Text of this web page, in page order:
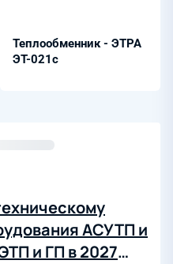
Теплообменник - ЭТРА
ЭТ-021с
АСУТП и
и ГП в 2027